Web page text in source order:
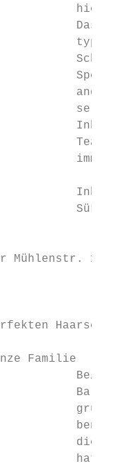
hier
Das
se.
Team
immer
Sükrü
der
Familie
Bei
ben
die
hat